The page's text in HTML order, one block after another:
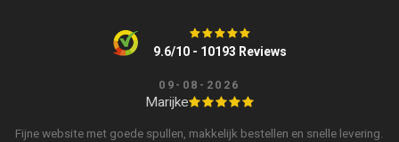
9.6/10 - 10193 Reviews
09-08-2026
Marijke
Fijne website met goede spullen, makkelijk bestellen en snelle levering.